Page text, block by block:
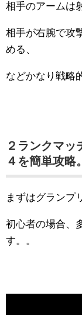
相手のアームは
相手が右腕で攻
める、
などかなり戦略
２ランクマッ
４を簡単攻略
まずはグランプ
初心者の場合、
す。。